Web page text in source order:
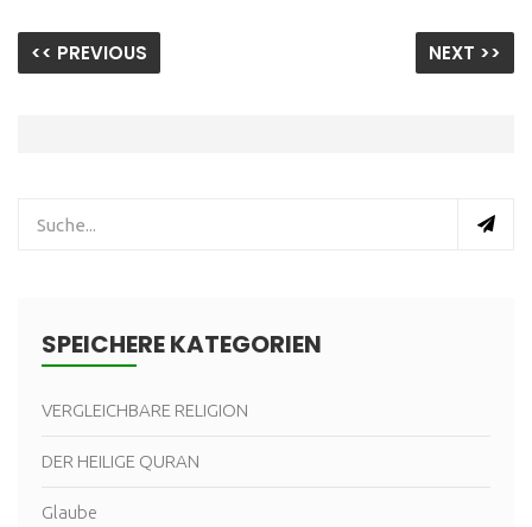
<< PREVIOUS NEXT >>
SPEICHERE KATEGORIEN
VERGLEICHBARE RELIGION
DER HEILIGE QURAN
Glaube